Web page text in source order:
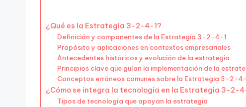
¿Qué es la Estrategia 3-2-4-1?
Definición y componentes de la Estrategia 3-2-4-1
Propósito y aplicaciones en contextos empresariales
Antecedentes históricos y evolución de la estrategia
Principios clave que guían la implementación de la
Conceptos erróneos comunes sobre la Estrategia 3-2-
¿Cómo se integra la tecnología en la Estrategia 3-2-
Tipos de tecnología que apoyan la estrategia